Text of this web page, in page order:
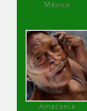
México
Amazonía